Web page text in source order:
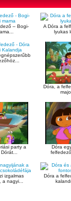
– Bogi-
A Dóra a
lyukas
Dóra, a
party a
Dóra
izgalmas
nagyi...
Dóra a